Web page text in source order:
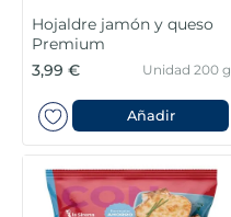
Hojaldre jamón y queso
Premium
3,99 €
Unidad 200 g
Añadir
. pollo